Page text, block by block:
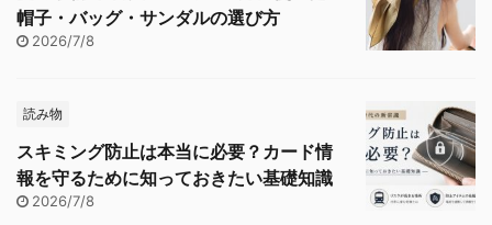
帽子・バッグ・サンダルの選び方
2026/7/8
読み物
スキミング防止は本当に必要？カード情
報を守るために知っておきたい基礎知識
2026/7/8